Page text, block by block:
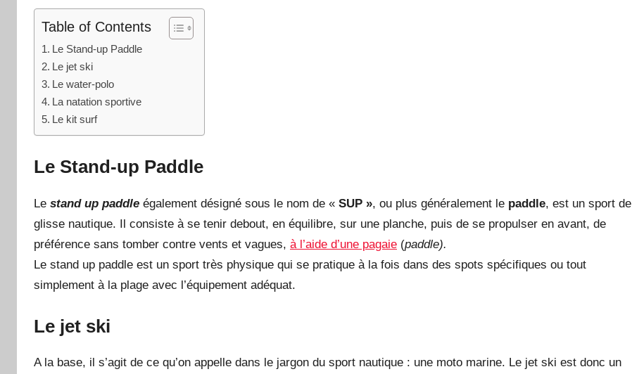
Table of Contents
Le Stand-up Paddle
Le jet ski
Le water-polo
La natation sportive
Le kit surf
Le Stand-up Paddle
Le stand up paddle également désigné sous le nom de « SUP », ou plus généralement le paddle, est un sport de
glisse nautique. Il consiste à se tenir debout, en équilibre, sur une planche, puis de se propulser en avant, de
préférence sans tomber contre vents et vagues, à l’aide d’une pagaie (paddle).
Le stand up paddle est un sport très physique qui se pratique à la fois dans des spots spécifiques ou tout
simplement à la plage avec l’équipement adéquat.
Le jet ski
A la base, il s’agit de ce qu’on appelle dans le jargon du sport nautique : une moto marine. Le jet ski est donc un